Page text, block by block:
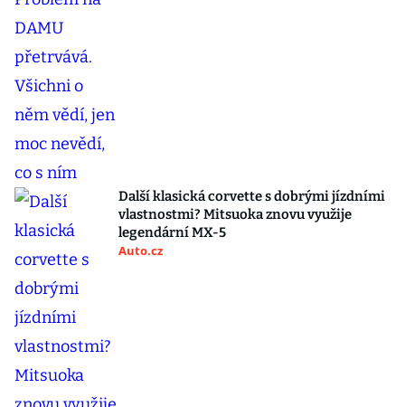
Další klasická corvette s dobrými jízdními
vlastnostmi? Mitsuoka znovu využije
legendární MX-5
Auto.cz